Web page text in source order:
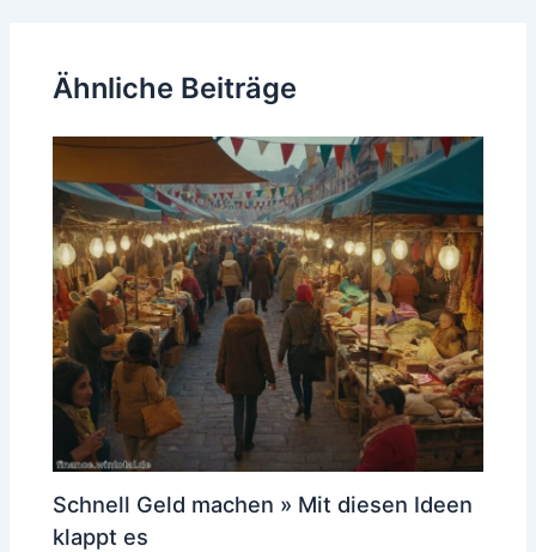
Ähnliche Beiträge
Schnell Geld machen » Mit diesen Ideen
klappt es